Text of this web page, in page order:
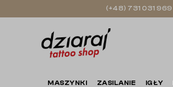
(+48) 731 031 969
MASZYNKI ZASILANIE IGŁY